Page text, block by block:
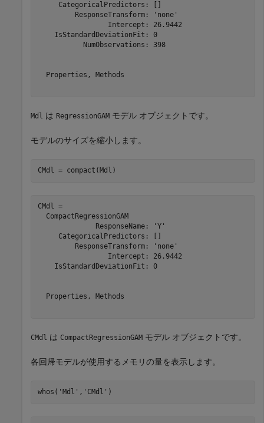
     CategoricalPredictors: []
         ResponseTransform: 'none'
                 Intercept: 26.9442
    IsStandardDeviationFit: 0
           NumObservations: 398
  Properties, Methods
Mdl は RegressionGAM モデル オブジェクトです。
モデルのサイズを縮小します。
CMdl = compact(Mdl)
CMdl =
  CompactRegressionGAM
              ResponseName: 'Y'
     CategoricalPredictors: []
         ResponseTransform: 'none'
                 Intercept: 26.9442
    IsStandardDeviationFit: 0
  Properties, Methods
CMdl は CompactRegressionGAM モデル オブジェクトです。
各回帰モデルが使用するメモリの量を表示します。
whos( 'Mdl' , 'CMdl' )